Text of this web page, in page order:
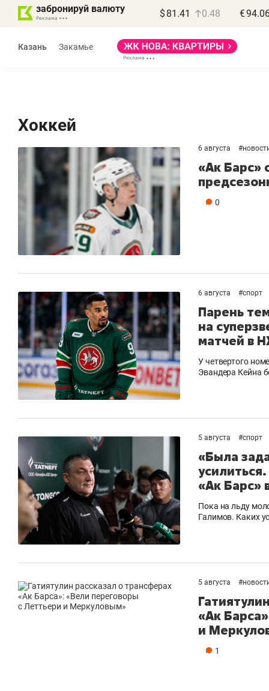
забронируй валюту $ 81.41 0.48 €
Казань Закамье
Хоккей
6 августа #
«Ак Барс»
0
6 августа #спорт
Парень
на
матчей в
У четвертого
Эвандера Кейна
5 августа #спорт
«Была
«Ак Барс»
Пока на льду
Галимов. Каких
5 августа #
«Ак
и
1
Василь Мазитов
МАРТ
«Не зная местных
правил, бизнес может
потерять минимум
полгода»
чем интересен Оман?
Рекомендуем
Как ГК «МИР ГРУПП» и ВТБ
создают оазис жилого
комфорта под Казанью
Рекомендуем
150 камер
ID вместо